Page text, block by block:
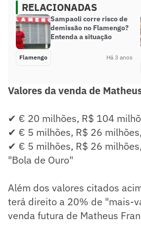
RELACIONADAS
Sampaoli corre risco de
demissão no Flamengo?
Entenda a situação
Flamengo Há 3 anos
Valores da venda de
✔ € 20 milhões, R$ 104
✔ € 5 milhões, R$ 26
✔ € 5 milhões, R$ 26
"Bola de Ouro"
Além dos valores citados
terá direito a 20% de "mais-
venda futura de Matheus